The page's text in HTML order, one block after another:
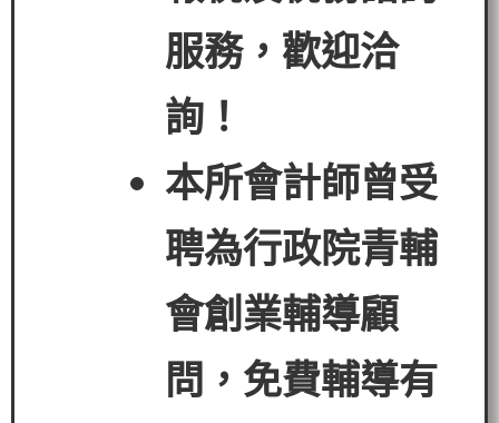
服務，歡迎洽
詢！
本所會計師曾受
聘為行政院青輔
會創業輔導顧
問，免費輔導有